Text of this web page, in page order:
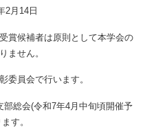
2月14日
賞候補者は原則として本学会の
ません。
委員会で行います。
総会(令和7年4月中旬頃開催予
す。